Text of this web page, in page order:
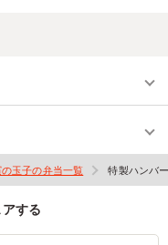
の玉子の弁当一覧 特製ハンバ
する